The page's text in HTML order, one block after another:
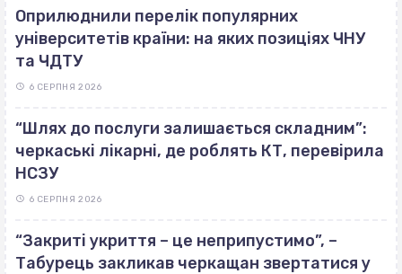
Оприлюднили перелік популярних
університетів країни: на яких позиціях ЧНУ
та ЧДТУ
6 СЕРПНЯ 2026
“Шлях до послуги залишається складним”:
черкаські лікарні, де роблять КТ, перевірила
НСЗУ
6 СЕРПНЯ 2026
“Закриті укриття – це неприпустимо”, –
Табурець закликав черкащан звертатися у